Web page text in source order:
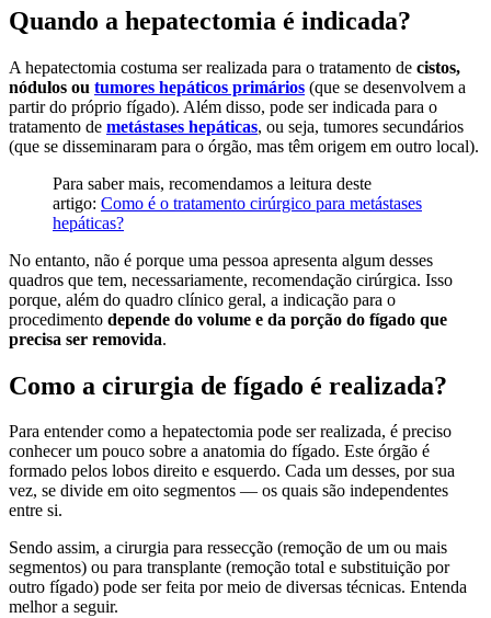
Quando a hepatectomia é indicada?
A hepatectomia costuma ser realizada para o tratamento de cistos,
nódulos ou tumores hepáticos primários (que se desenvolvem a
partir do próprio fígado). Além disso, pode ser indicada para o
tratamento de metástases hepáticas, ou seja, tumores secundários
(que se disseminaram para o órgão, mas têm origem em outro local).
Para saber mais, recomendamos a leitura deste
artigo: Como é o tratamento cirúrgico para metástases
hepáticas?
No entanto, não é porque uma pessoa apresenta algum desses
quadros que tem, necessariamente, recomendação cirúrgica. Isso
porque, além do quadro clínico geral, a indicação para o
procedimento depende do volume e da porção do fígado que
precisa ser removida.
Como a cirurgia de fígado é realizada?
Para entender como a hepatectomia pode ser realizada, é preciso
conhecer um pouco sobre a anatomia do fígado. Este órgão é
formado pelos lobos direito e esquerdo. Cada um desses, por sua
vez, se divide em oito segmentos — os quais são independentes
entre si.
Sendo assim, a cirurgia para ressecção (remoção de um ou mais
segmentos) ou para transplante (remoção total e substituição por
outro fígado) pode ser feita por meio de diversas técnicas. Entenda
melhor a seguir.